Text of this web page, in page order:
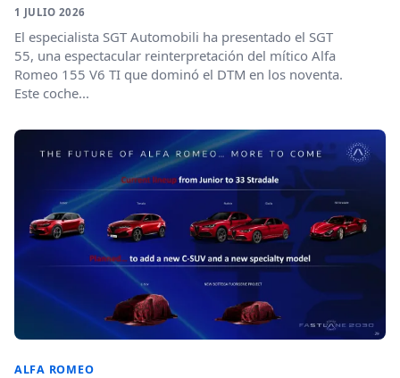
1 JULIO 2026
El especialista SGT Automobili ha presentado el SGT
55, una espectacular reinterpretación del mítico Alfa
Romeo 155 V6 TI que dominó el DTM en los noventa.
Este coche...
ALFA ROMEO